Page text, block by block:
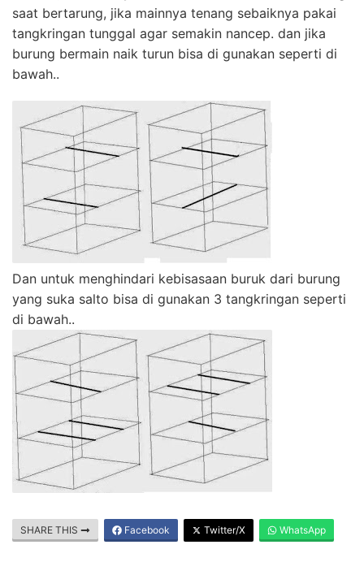
saat bertarung, jika mainnya tenang sebaiknya pakai
tangkringan tunggal agar semakin nancep. dan jika
burung bermain naik turun bisa di gunakan seperti di
bawah..
Dan untuk menghindari kebisasaan buruk dari burung
yang suka salto bisa di gunakan 3 tangkringan seperti
di bawah..
SHARE THIS Facebook Twitter/X WhatsApp